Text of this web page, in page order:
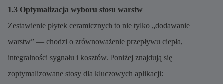
1.3 Optymalizacja wyboru stosu warstw
Zestawienie płytek ceramicznych to nie tylko „dodawanie
warstw” — chodzi o zrównoważenie przepływu ciepła,
integralności sygnału i kosztów. Poniżej znajdują się
zoptymalizowane stosy dla kluczowych aplikacji: